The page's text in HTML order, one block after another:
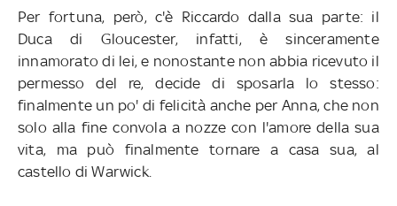
Per fortuna, però, c'è Riccardo dalla sua parte: il
Duca di Gloucester, infatti, è sinceramente
innamorato di lei, e nonostante non abbia ricevuto il
permesso del re, decide di sposarla lo stesso:
finalmente un po' di felicità anche per Anna, che non
solo alla fine convola a nozze con l'amore della sua
vita, ma può finalmente tornare a casa sua, al
castello di Warwick.